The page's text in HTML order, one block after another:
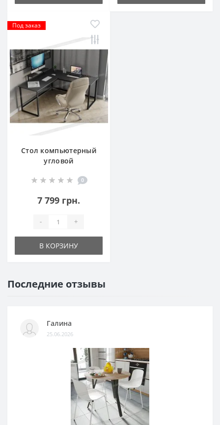
Под заказ
Стол компьютерный
угловой
0
7 799 грн.
- +
В КОРЗИНУ
Последние отзывы
Галина
25.06.2026